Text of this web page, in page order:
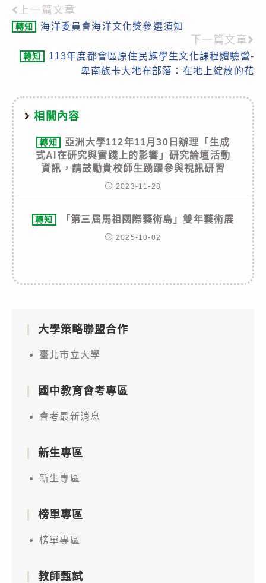
Read
more
articles
上一篇文章
轉知 海洋委員會海洋文化獎參選須知
下一篇文章
轉知
113年度都會區原住民族學生文化課程體驗營-
卑南族卡大地布部落：在地上綻放的花
相關內容
轉知
亞洲大學112年11月30日辦理「生成
式AI在研究與實踐上的影響」研究論壇活動
資訊，請鼓勵貴校師生踴躍參與視訊研習
2023-11-28
轉知 「第三屆馬祖國際藝術島」雙年藝術展
2025-10-02
大學策略聯盟合作
臺北市立大學
國中教育會考專區
會考最新消息
新生專區
新生專區
榜單專區
榜單專區
教師甄試